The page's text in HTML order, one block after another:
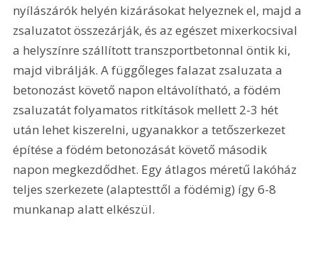
nyílászárók helyén kizárásokat helyeznek el, majd a
zsaluzatot összezárják, és az egészet mixerkocsival
a helyszínre szállított transzportbetonnal öntik ki,
majd vibrálják. A függőleges falazat zsaluzata a
betonozást követő napon eltávolítható, a födém
zsaluzatát folyamatos ritkítások mellett 2-3 hét
után lehet kiszerelni, ugyanakkor a tetőszerkezet
építése a födém betonozását követő második
napon megkezdődhet. Egy átlagos méretű lakóház
teljes szerkezete (alaptesttől a födémig) így 6-8
munkanap alatt elkészül.